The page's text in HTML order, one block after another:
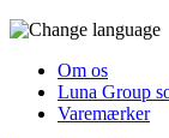
Om os
Luna Group
Varemærker